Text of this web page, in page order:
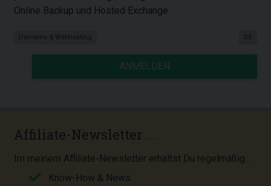
Online Backup und Hosted Exchange.
Domains & Webhosting DE
ANMELDEN
Affiliate-Newsletter ...
Im meinem Affiliate-Newsletter erhältst Du regelmäßig...
Know-How & News